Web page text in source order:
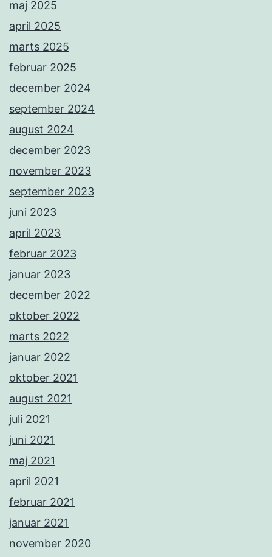
maj 2025
april 2025
marts 2025
februar 2025
december 2024
september 2024
august 2024
december 2023
november 2023
september 2023
juni 2023
april 2023
februar 2023
januar 2023
december 2022
oktober 2022
marts 2022
januar 2022
oktober 2021
august 2021
juli 2021
juni 2021
maj 2021
april 2021
februar 2021
januar 2021
november 2020